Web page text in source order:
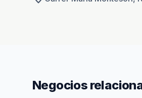
Negocios